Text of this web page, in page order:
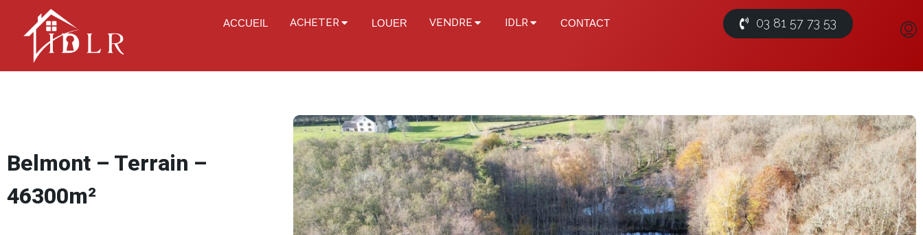
ACCUEIL ACHETER LOUER VENDRE IDLR CONTACT 03 81 57 73 53
Belmont – Terrain –
46300m²